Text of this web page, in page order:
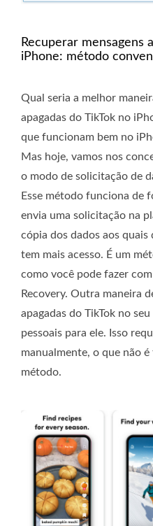
Recuperar mensagens
iPhone: método
Qual seria a melhor
apagadas do TikTok no
que funcionam bem no
Mas hoje, vamos nos
o modo de solicitação de
Esse método funciona de
envia uma solicitação na
cópia dos dados aos quais
tem mais acesso. É um
como você pode fazer
Recovery. Outra maneira
apagadas do TikTok no
pessoais para ele. Isso
manualmente, o que não
método.